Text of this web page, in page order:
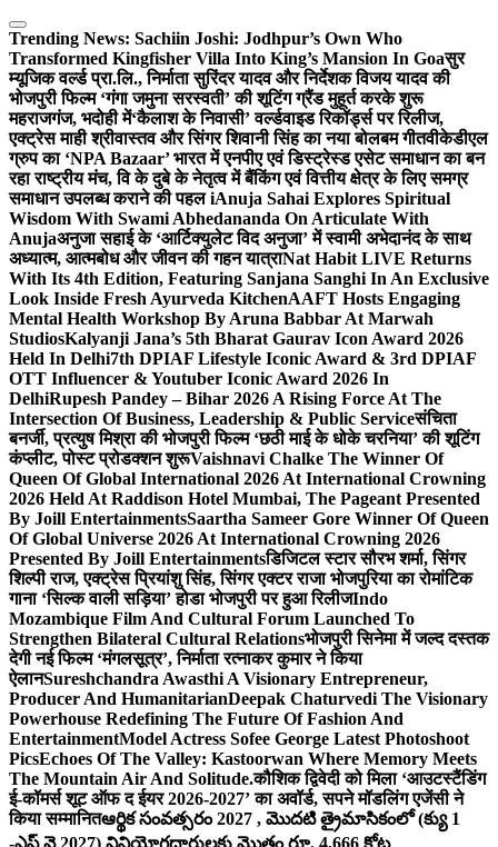
Skip
to
content
Trending News: Sachiin Joshi: Jodhpur’s Own Who
Transformed Kingfisher Villa Into King’s Mansion In Goaसुर
म्यूजिक वर्ल्ड प्रा.लि., निर्माता सुरिंदर यादव और निर्देशक विजय यादव की
भोजपुरी फिल्म ‘गंगा जमुना सरस्वती’ की शूटिंग ग्रैंड मुहूर्त करके शुरू
महराजगंज, भदोही में‘कैलाश के निवासी’ वर्ल्डवाइड रिकॉर्ड्स पर रिलीज,
एक्ट्रेस माही श्रीवास्तव और सिंगर शिवानी सिंह का नया बोलबम गीतवीकेडीएल
ग्रुप का ‘NPA Bazaar’ भारत में एनपीए एवं डिस्ट्रेस्ड एसेट समाधान का बन
रहा राष्ट्रीय मंच, वि के दुबे के नेतृत्व में बैंकिंग एवं वित्तीय क्षेत्र के लिए समग्र
समाधान उपलब्ध कराने की पहल iAnuja Sahai Explores Spiritual
Wisdom With Swami Abhedananda On Articulate With
Anujaअनुजा सहाई के ‘आर्टिक्युलेट विद अनुजा’ में स्वामी अभेदानंद के साथ
अध्यात्म, आत्मबोध और जीवन की गहन यात्राNat Habit LIVE Returns
With Its 4th Edition, Featuring Sanjana Sanghi In An Exclusive
Look Inside Fresh Ayurveda KitchenAAFT Hosts Engaging
Mental Health Workshop By Aruna Babbar At Marwah
StudiosKalyanji Jana’s 5th Bharat Gaurav Icon Award 2026
Held In Delhi7th DPIAF Lifestyle Iconic Award & 3rd DPIAF
OTT Influencer & Youtuber Iconic Award 2026 In
DelhiRupesh Pandey – Bihar 2026 A Rising Force At The
Intersection Of Business, Leadership & Public Serviceसंचिता
बनर्जी, प्रत्युष मिश्रा की भोजपुरी फिल्म ‘छठी माई के धोके चरनिया’ की शूटिंग
कंप्लीट, पोस्ट प्रोडक्शन शुरूVaishnavi Chalke The Winner Of
Queen Of Global International 2026 At International Crowning
2026 Held At Raddison Hotel Mumbai, The Pageant Presented
By Joill EntertainmentsSaartha Sameer Gore Winner Of Queen
Of Global Universe 2026 At International Crowning 2026
Presented By Joill Entertainmentsडिजिटल स्टार सौरभ शर्मा, सिंगर
शिल्पी राज, एक्ट्रेस प्रियांशु सिंह, सिंगर एक्टर राजा भोजपुरिया का रोमांटिक
गाना ‘सिल्क वाली सड़िया’ होडा भोजपुरी पर हुआ रिलीजIndo
Mozambique Film And Cultural Forum Launched To
Strengthen Bilateral Cultural Relationsभोजपुरी सिनेमा में जल्द दस्तक
देगी नई फिल्म ‘मंगलसूत्र’, निर्माता रत्नाकर कुमार ने किया
ऐलानSureshchandra Awasthi A Visionary Entrepreneur,
Producer And HumanitarianDeepak Chaturvedi The Visionary
Powerhouse Redefining The Future Of Fashion And
EntertainmentModel Actress Sofee George Latest Photoshoot
PicsEchoes Of The Valley: Kastoorwan Where Memory Meets
The Mountain Air And Solitude.कौशिक द्विवेदी को मिला ‘आउटस्टैंडिंग
ई-कॉमर्स शूट ऑफ द ईयर 2026-2027’ का अवॉर्ड, सपने मॉडलिंग एजेंसी ने
किया सम्मानितఆర్థిక సంవత్సరం 2027 , మొదటి త్రైమాసికంలో (క్యు 1
-ఎఫ్ వై 2027) వినియోగదారులకు మొత్తం రూ. 4,666 కోట్ల